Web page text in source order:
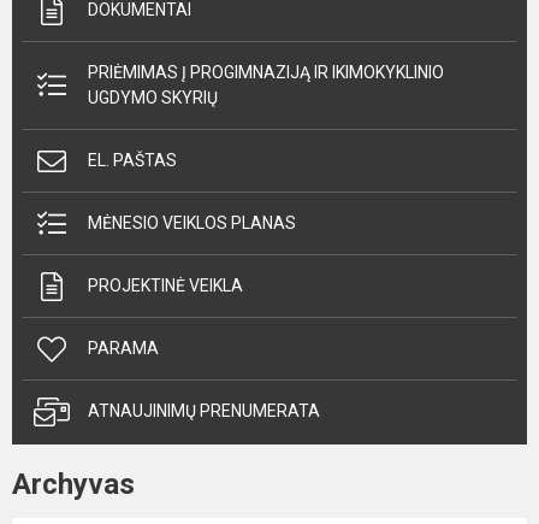
DOKUMENTAI
PRIĖMIMAS Į PROGIMNAZIJĄ IR IKIMOKYKLINIO
UGDYMO SKYRIŲ
EL. PAŠTAS
MĖNESIO VEIKLOS PLANAS
PROJEKTINĖ VEIKLA
PARAMA
ATNAUJINIMŲ PRENUMERATA
Archyvas